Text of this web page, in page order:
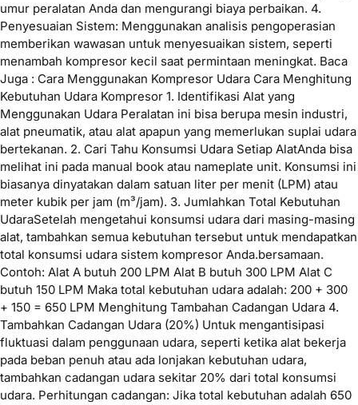
umur peralatan Anda dan mengurangi biaya perbaikan. 4.
Penyesuaian Sistem: Menggunakan analisis pengoperasian
memberikan wawasan untuk menyesuaikan sistem, seperti
menambah kompresor kecil saat permintaan meningkat. Baca
Juga : Cara Menggunakan Kompresor Udara Cara Menghitung
Kebutuhan Udara Kompresor 1. Identifikasi Alat yang
Menggunakan Udara Peralatan ini bisa berupa mesin industri,
alat pneumatik, atau alat apapun yang memerlukan suplai udara
bertekanan. 2. Cari Tahu Konsumsi Udara Setiap AlatAnda bisa
melihat ini pada manual book atau nameplate unit. Konsumsi ini
biasanya dinyatakan dalam satuan liter per menit (LPM) atau
meter kubik per jam (m³/jam). 3. Jumlahkan Total Kebutuhan
UdaraSetelah mengetahui konsumsi udara dari masing-masing
alat, tambahkan semua kebutuhan tersebut untuk mendapatkan
total konsumsi udara sistem kompresor Anda.bersamaan.
Contoh: Alat A butuh 200 LPM Alat B butuh 300 LPM Alat C
butuh 150 LPM Maka total kebutuhan udara adalah: 200 + 300
+ 150 = 650 LPM Menghitung Tambahan Cadangan Udara 4.
Tambahkan Cadangan Udara (20%) Untuk mengantisipasi
fluktuasi dalam penggunaan udara, seperti ketika alat bekerja
pada beban penuh atau ada lonjakan kebutuhan udara,
tambahkan cadangan udara sekitar 20% dari total konsumsi
udara. Perhitungan cadangan: Jika total kebutuhan adalah 650